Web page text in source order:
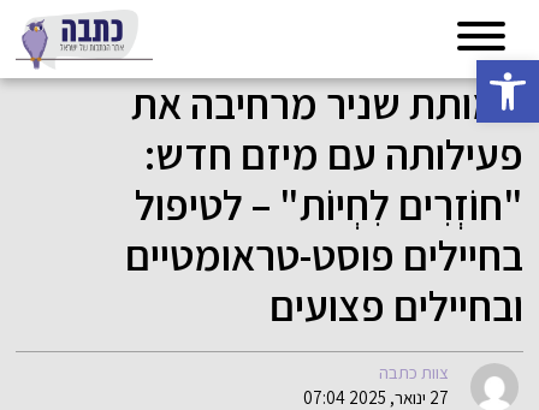
פתח סרגל נגישות
עמותת שניר מרחיבה את
פעילותה עם מיזם חדש:
"חוֹזְרִים לִחְיוֹת" – לטיפול
בחיילים פוסט-טראומטיים
ובחיילים פצועים
צוות כתבה
27 ינואר, 2025 07:04